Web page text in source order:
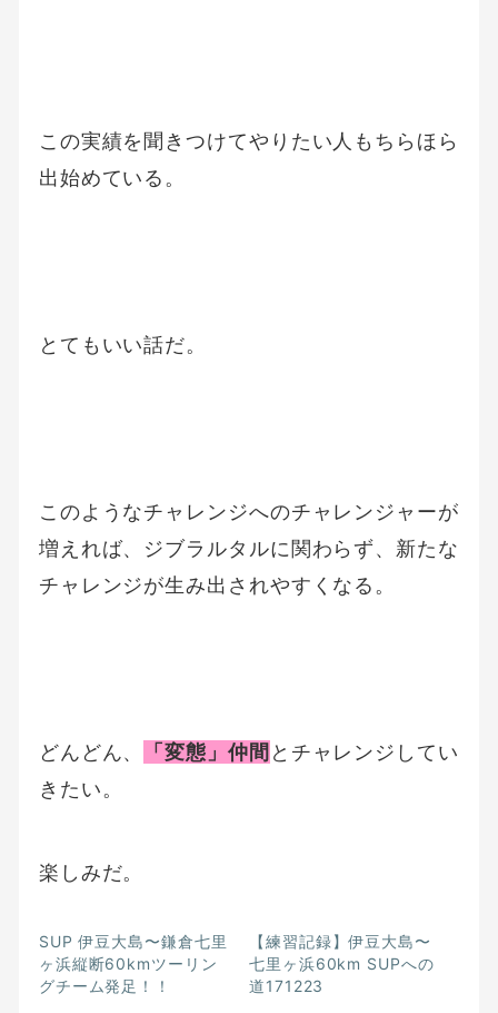
この実績を聞きつけてやりたい人もちらほら
出始めている。
とてもいい話だ。
このようなチャレンジへのチャレンジャーが
増えれば、ジブラルタルに関わらず、新たな
チャレンジが生み出されやすくなる。
どんどん、 「変態」仲間 とチャレンジしてい
きたい。
楽しみだ。
SUP 伊豆大島〜鎌倉七里
ヶ浜縦断60kmツーリン
グチーム発足！！
【練習記録】伊豆大島〜
七里ヶ浜60km SUPへの
道171223